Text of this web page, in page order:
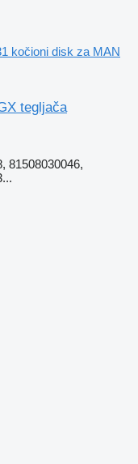
kočioni disk za MAN
tegljača
81508030046,